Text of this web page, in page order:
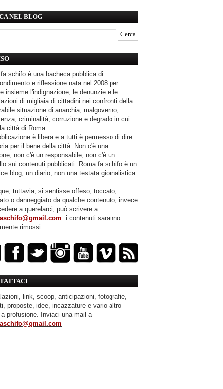
NEL BLOG
fa schifo è una bacheca pubblica di
e riflessione nata nel 2008 per
insieme l'indignazione, le denunzie e le
di migliaia di cittadini nei confronti della
situazione di anarchia, malgoverno,
criminalità, corruzione e degrado in cui
città di Roma.
è libera e a tutti è permesso di dire
per il bene della città. Non c'è una
non c'è un responsabile, non c'è un
sui contenuti pubblicati: Roma fa schifo è un
blog, un diario, non una testata giornalistica.
tuttavia, si sentisse offeso, toccato,
o danneggiato da qualche contenuto, invece
a querelarci, può scrivere a
: i contenuti saranno
rimossi.
link, scoop, anticipazioni, fotografie,
proposte, idee, incazzature e vario altro
profusione. Inviaci una mail a